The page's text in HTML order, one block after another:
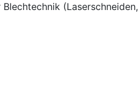
(Laserschneiden,